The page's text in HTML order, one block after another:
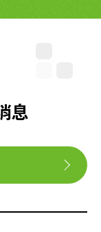
息